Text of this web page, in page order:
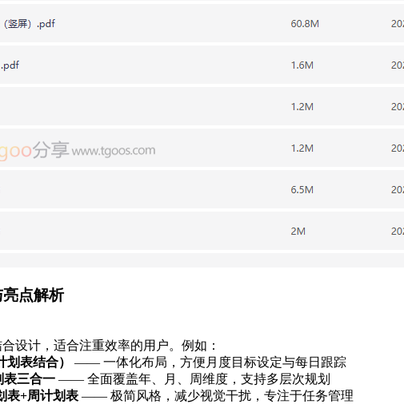
点解析
设计，适合注重效率的用户。例如：
表结合）
—— 一体化布局，方便月度目标设定与每日跟踪
表三合一 —— 全面覆盖年、月、周维度，支持多层次规划
表+周计划表 —— 极简风格，减少视觉干扰，专注于任务管理